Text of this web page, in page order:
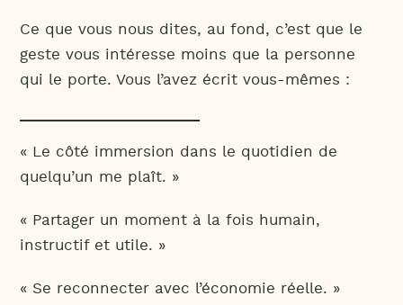
Ce que vous nous dites, au fond, c’est que le
geste vous intéresse moins que la personne
qui le porte. Vous l’avez écrit vous-mêmes :
« Le côté immersion dans le quotidien de
quelqu’un me plaît. »
« Partager un moment à la fois humain,
instructif et utile. »
« Se reconnecter avec l’économie réelle. »